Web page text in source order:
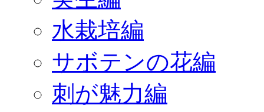
水栽培編
サボテンの花編
刺が魅力編